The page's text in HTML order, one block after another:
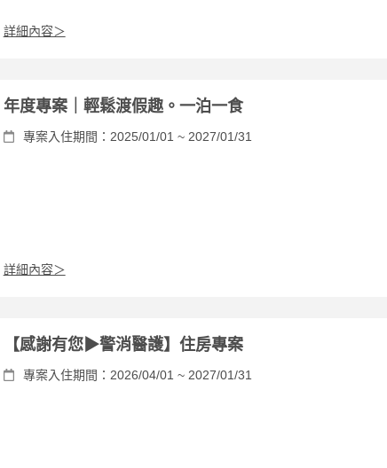
詳細內容＞
年度專案｜輕鬆渡假趣。一泊一食
專案入住期間：2025/01/01 ~ 2027/01/31
詳細內容＞
【感謝有您▶警消醫護】住房專案
專案入住期間：2026/04/01 ~ 2027/01/31